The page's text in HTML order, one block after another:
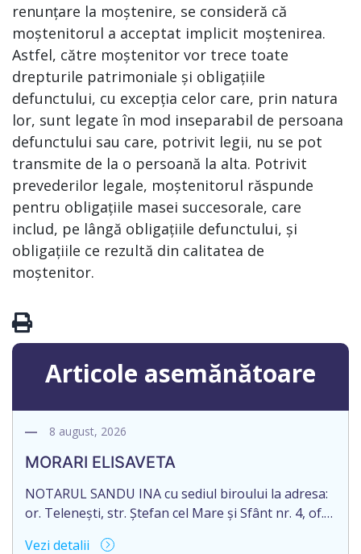
renunțare la moștenire, se consideră că
moștenitorul a acceptat implicit moștenirea.
Astfel, către moștenitor vor trece toate
drepturile patrimoniale și obligațiile
defunctului, cu excepția celor care, prin natura
lor, sunt legate în mod inseparabil de persoana
defunctului sau care, potrivit legii, nu se pot
transmite de la o persoană la alta. Potrivit
prevederilor legale, moștenitorul răspunde
pentru obligațiile masei succesorale, care
includ, pe lângă obligațiile defunctului, și
obligațiile ce rezultă din calitatea de
moștenitor.
Articole asemănătoare
8 august, 2026
MORARI ELISAVETA
NOTARUL SANDU INA cu sediul biroului la adresa:
or. Telenești, str. Ștefan cel Mare și Sfânt nr. 4, of.
Vezi detalii